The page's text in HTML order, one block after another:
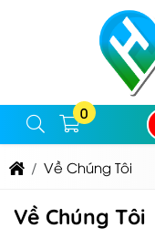
0
Về Chúng Tôi
Về Chúng Tôi